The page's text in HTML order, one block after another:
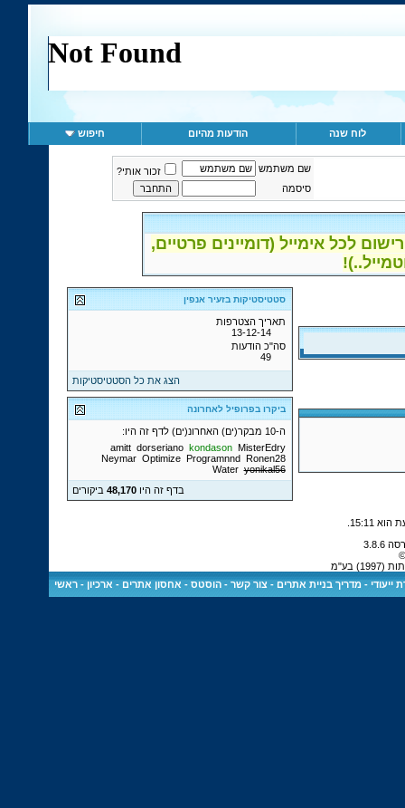
לוח שנה הודעות מהיום חיפוש
שם משתמש
זכור אותי?
סיסמה
לכל אימייל (דומיינים פרטיים,
סטטיסטיקות בזעיר אנפין
תאריך הצטרפות
13-12-14
סה"כ הודעות
49
הצג את כל הסטטיסטיקות
ביקרו בפרופיל לאחרונה
ה-10 מבקר(ים) האחרונ(ים) לדף זה היו:
amitt dorseriano kondason MisterEdry
Neymar Optimize Programnnd Ronen28
Water yonikal56
בדף זה היו48,170 ביקורים
15:11
בע"מ
ייעודי -מדריך בניית אתרים -צור קשר -הוסטס - אחסון אתרים - ארכיון -ראשי